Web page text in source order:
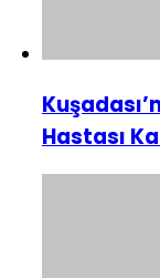
Hastası